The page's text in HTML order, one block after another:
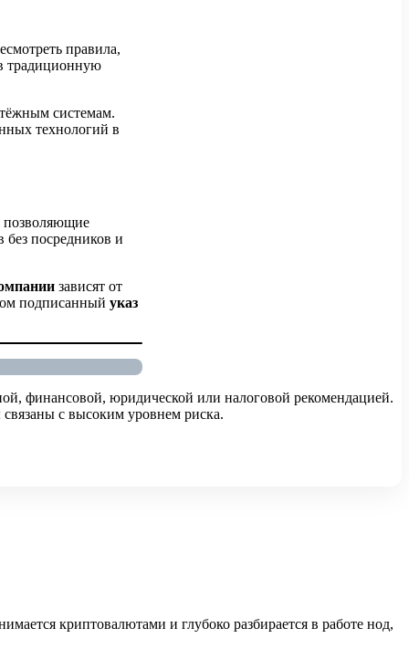
правила,
традиционную
системам.
технологий в
позволяющие
без посредников и
зависят от
подписанный указ
финансовой, юридической или налоговой рекомендацией.
с высоким уровнем риска.
криптовалютами и глубоко разбирается в работе нод,